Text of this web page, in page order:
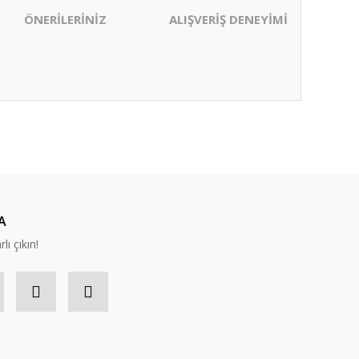
ÖNERİLERİNİZ ALIŞVERİŞ DENEYİMİ
çıkın!